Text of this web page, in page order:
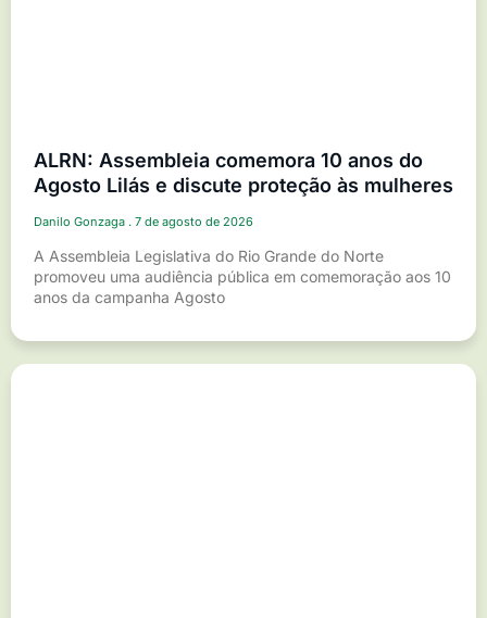
ALRN: Assembleia comemora 10 anos do
Agosto Lilás e discute proteção às mulheres
Danilo Gonzaga 7 de agosto de 2026
A Assembleia Legislativa do Rio Grande do Norte
promoveu uma audiência pública em comemoração aos 10
anos da campanha Agosto